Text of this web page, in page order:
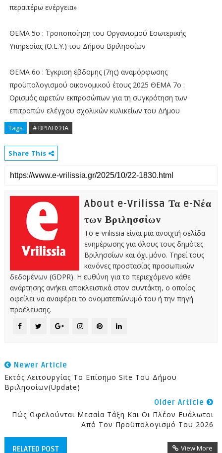
περαιτέρω ενέργεια»
ΘΕΜΑ 5ο : Τροποποίηση του Οργανισμού Εσωτερικής
Υπηρεσίας (Ο.Ε.Υ.) του Δήμου Βριλησσίων
ΘΕΜΑ 6ο : Έγκριση έβδομης (7ης) αναμόρφωσης
προϋπολογισμού οικονομικού έτους 2025 ΘΕΜΑ 7ο :
Ορισμός αιρετών εκπροσώπων για τη συγκρότηση των
επιτροπών ελέγχου σχολικών κυλικείων του Δήμου
Tags # ΒΡΙΛΗΣΣΙΑ
Share This
About e-Vrilissa Τα e-Νέα
των Βριλησσίων
Το e-vrilissia είναι μια ανοιχτή σελίδα
ενημέρωσης για όλους τους δημότες
Βριλησσίων και όχι μόνο. Τηρεί τους
κανόνες προστασίας προσωπικών
δεδομένων (GDPR). Η ευθύνη για το περιεχόμενο κάθε
ανάρτησης ανήκει αποκλειστικά στον συντάκτη, ο οποίος
οφείλει να αναφέρει το ονοματεπώνυμό του ή την πηγή
προέλευσης.
Newer Article
Εκτός Λειτουργίας Το Επίσημο Site Του Δήμου
Βριλησσίων(update)
Older Article
Πώς Ωφελούνται Μεσαία Τάξη Και Οι Πλέον Ευάλωτοι
Από Τον Προϋπολογισμό Του 2026
RELATED POST View More